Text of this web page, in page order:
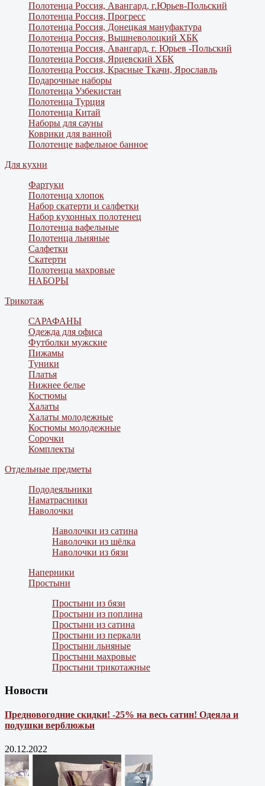
Полотенца Россия, Авангард, г.Юрьев-Польский
Полотенца Россия, Прогресс
Полотенца Россия, Донецкая мануфактура
Полотенца Россия, Вышневолоцкий ХБК
Полотенца Россия, Авангард, г. Юрьев -Польский
Полотенца Россия, Ярцевский ХБК
Полотенца Россия, Красные Ткачи, Ярославль
Подарочные наборы
Полотенца Узбекистан
Полотенца Турция
Полотенца Китай
Наборы для сауны
Коврики для ванной
Полотенце вафельное банное
Для кухни
Фартуки
Полотенца хлопок
Набор скатерти и салфетки
Набор кухонных полотенец
Полотенца вафельные
Полотенца льняные
Салфетки
Скатерти
Полотенца махровые
НАБОРЫ
Трикотаж
САРАФАНЫ
Одежда для офиса
Футболки мужские
Пижамы
Туники
Платья
Нижнее белье
Костюмы
Халаты
Халаты молодежные
Костюмы молодежные
Сорочки
Комплекты
Отдельные предметы
Пододеяльники
Наматрасники
Наволочки
Наволочки из сатина
Наволочки из шёлка
Наволочки из бязи
Наперники
Простыни
Простыни из бязи
Простыни из поплина
Простыни из сатина
Простыни из перкали
Простыни льняные
Простыни махровые
Простыни трикотажные
Новости
Предновогодние скидки! -25% на весь сатин! Одеяла и
подушки верблюжьи
20.12.2022